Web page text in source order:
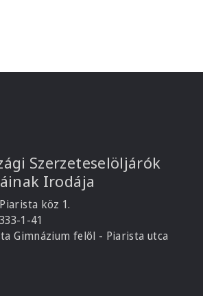
Szerzeteselöljárók
Irodája
köz 1.
1-41
Gimnázium felől - Piarista utca